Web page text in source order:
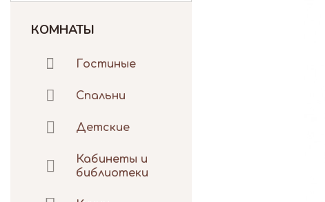
КОМНАТЫ
Гостиные
Спальни
Детские
Кабинеты и
библиотеки